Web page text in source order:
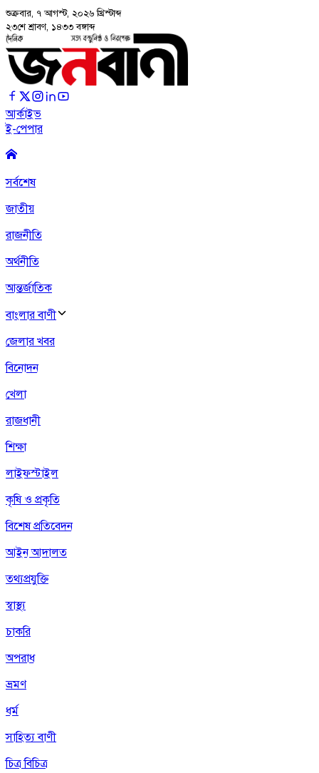
শুক্রবার, ৭ আগস্ট, ২০২৬ খ্রিস্টাব্দ
২৩শে শ্রাবণ, ১৪৩৩ বঙ্গাব্দ
আর্কাইভ
ই-পেপার
সর্বশেষ
জাতীয়
রাজনীতি
অর্থনীতি
আন্তর্জাতিক
বাংলার বাণী
জেলার খবর
বিনোদন
খেলা
রাজধানী
শিক্ষা
লাইফস্টাইল
কৃষি ও প্রকৃতি
বিশেষ প্রতিবেদন
আইন আদালত
তথ্যপ্রযুক্তি
স্বাস্থ্য
চাকরি
অপরাধ
ভ্রমণ
ধর্ম
সাহিত্য বাণী
চিত্র বিচিত্র